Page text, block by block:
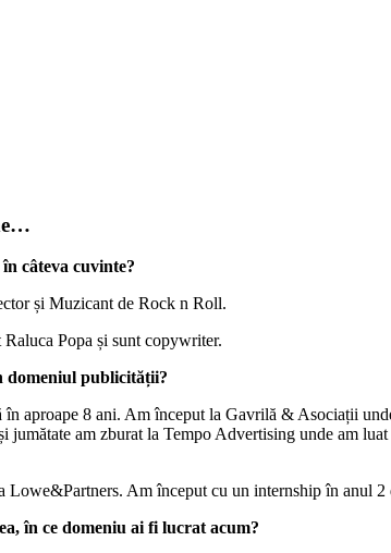
câteva cuvinte?
și Muzicant de Rock n Roll.
Popa și sunt copywriter.
domeniul publicității?
în aproape 8 ani. Am început la Gavrilă & Asociații
jumătate am zburat la Tempo Advertising unde am
Lowe&Partners. Am început cu un internship în anul
în ce domeniu ai fi lucrat acum?